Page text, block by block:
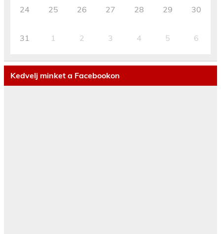
24 25 26 27 28 29 30
31 1 2 3 4 5 6
Kedvelj minket a Facebookon